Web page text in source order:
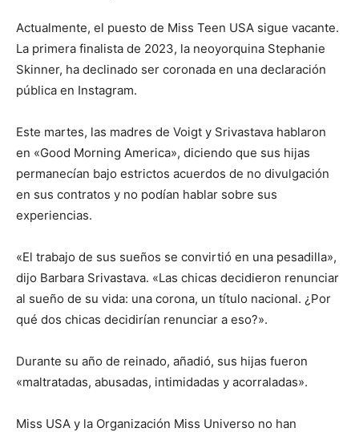
Actualmente, el puesto de Miss Teen USA sigue vacante.
La primera finalista de 2023, la neoyorquina Stephanie
Skinner, ha declinado ser coronada en una declaración
pública en Instagram.
Este martes, las madres de Voigt y Srivastava hablaron
en «Good Morning America», diciendo que sus hijas
permanecían bajo estrictos acuerdos de no divulgación
en sus contratos y no podían hablar sobre sus
experiencias.
«El trabajo de sus sueños se convirtió en una pesadilla»,
dijo Barbara Srivastava. «Las chicas decidieron renunciar
al sueño de su vida: una corona, un título nacional. ¿Por
qué dos chicas decidirían renunciar a eso?».
Durante su año de reinado, añadió, sus hijas fueron
«maltratadas, abusadas, intimidadas y acorraladas».
Miss USA y la Organización Miss Universo no han